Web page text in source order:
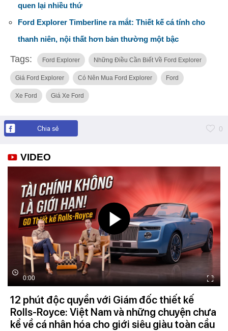
quen lại nhiều thứ
Ford Explorer Timberline ra mắt: Thiết kế cá tính cho
thanh niên, nội thất hơn bản thường một bậc
Tags: Ford Explorer Những Điều Cần Biết Về Ford Explorer
Giá Ford Explorer Có Nên Mua Ford Explorer Ford
Xe Ford Giá Xe Ford
Chia sẻ 0
VIDEO
0:00
12 phút độc quyền với Giám đốc thiết kế
Rolls-Royce: Việt Nam và những chuyện chưa
kể về cá nhân hóa cho giới siêu giàu toàn cầu